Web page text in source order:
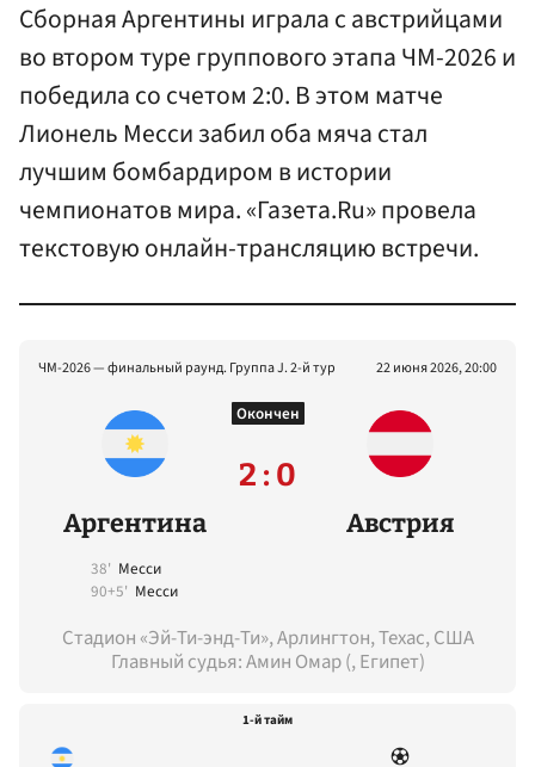
Сборная Аргентины играла с австрийцами
во втором туре группового этапа ЧМ-2026 и
победила со счетом 2:0. В этом матче
Лионель Месси забил оба мяча стал
лучшим бомбардиром в истории
чемпионатов мира. «Газета.Ru» провела
текстовую онлайн-трансляцию встречи.
ЧМ-2026 — финальный раунд. Группа J. 2-й тур 22 июня 2026, 20:00
Аргентина
38' Месси
90+5' Месси
Окончен
2 : 0
Австрия
Стадион «Эй-Ти-энд-Ти», Арлингтон, Техас, США
Главный судья: Амин Омар (, Египет)
1-й тайм